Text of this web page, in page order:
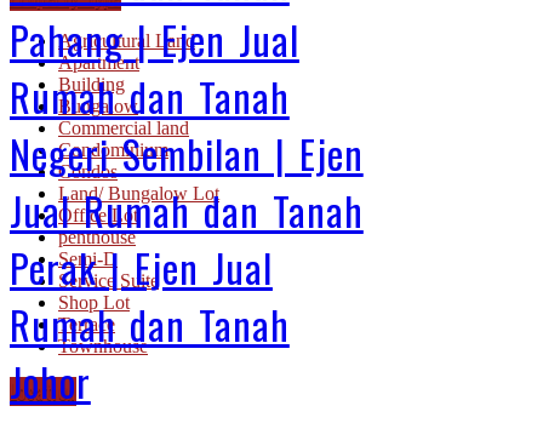
Pahang | Ejen Jual
Rumah dan Tanah
Negeri Sembilan | Ejen
Jual Rumah dan Tanah
Perak | Ejen Jual
Rumah dan Tanah
Johor
Agricultural Land
Apartment
Building
Bungalow
Commercial land
Condominium
Condos
Land/ Bungalow Lot
Office Lot
penthouse
Semi-D
Service Suite
Shop Lot
Terrace
Townhouse
Location